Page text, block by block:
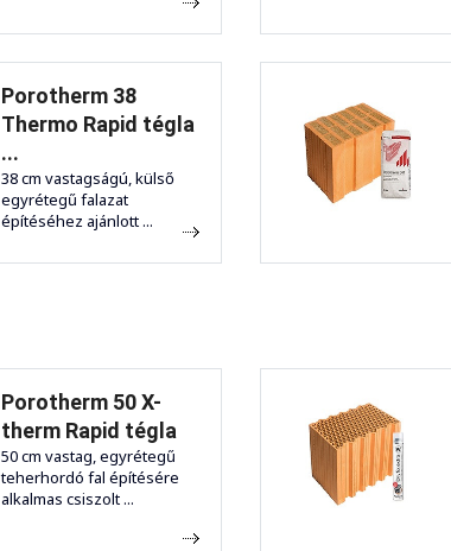
Porotherm 38
Thermo Rapid tégla
...
38 cm vastagságú, külső
egyrétegű falazat
építéséhez ajánlott ...
Porotherm 50 X-
therm Rapid tégla
50 cm vastag, egyrétegű
teherhordó fal építésére
alkalmas csiszolt ...